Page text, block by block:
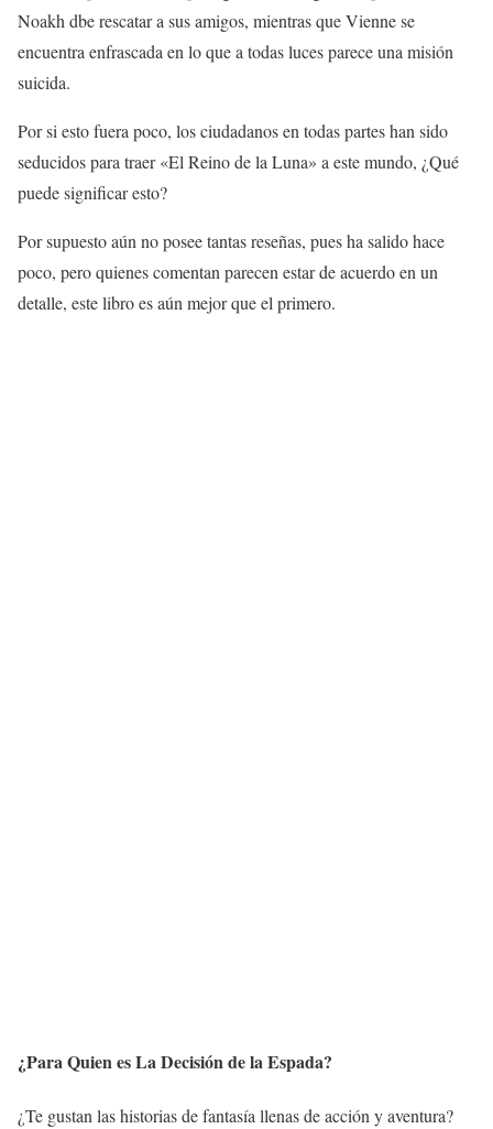
Noakh dbe rescatar a sus amigos, mientras que Vienne se
encuentra enfrascada en lo que a todas luces parece una misión
suicida.
Por si esto fuera poco, los ciudadanos en todas partes han sido
seducidos para traer «El Reino de la Luna» a este mundo, ¿Qué
puede significar esto?
Por supuesto aún no posee tantas reseñas, pues ha salido hace
poco, pero quienes comentan parecen estar de acuerdo en un
detalle, este libro es aún mejor que el primero.
¿Para Quien es La Decisión de la Espada?
¿Te gustan las historias de fantasía llenas de acción y aventura?